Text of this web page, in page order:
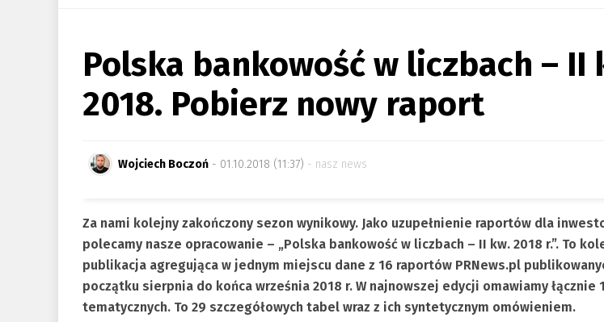
Polska bankowość w liczbach – II
2018. Pobierz nowy raport
Wojciech Boczoń - 01.10.2018 (11:37) nasz news
Za nami kolejny zakończony sezon wynikowy. Jako uzupełnienie raportów dla
polecamy nasze opracowanie – „Polska bankowość w liczbach – II kw. 2018 r.”. To
publikacja agregująca w jednym miejscu dane z 16 raportów PRNews.pl
początku sierpnia do końca września 2018 r. W najnowszej edycji omawiamy łącznie
tematycznych. To 29 szczegółowych tabel wraz z ich syntetycznym omówieniem.